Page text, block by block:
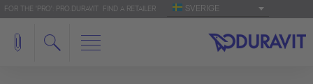
FOR THE 'PRO': PRO.DURAVIT FIND A RETAILER SVERIGE